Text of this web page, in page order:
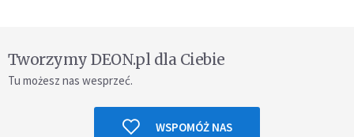
Tworzymy DEON.pl dla Ciebie
Tu możesz nas wesprzeć.
WSPOMÓŻ NAS